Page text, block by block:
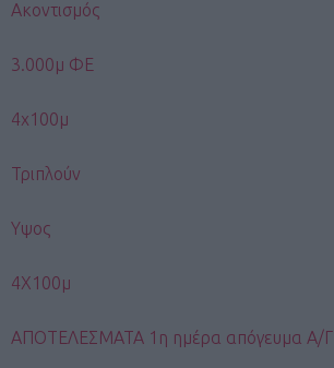
Ακοντισμός
3.000μ ΦΕ
4χ100μ
Τριπλούν
Υψος
4Χ100μ
ΑΠΟΤΕΛΕΣΜΑΤΑ 1η ημέρα απόγευμα Α/Γ